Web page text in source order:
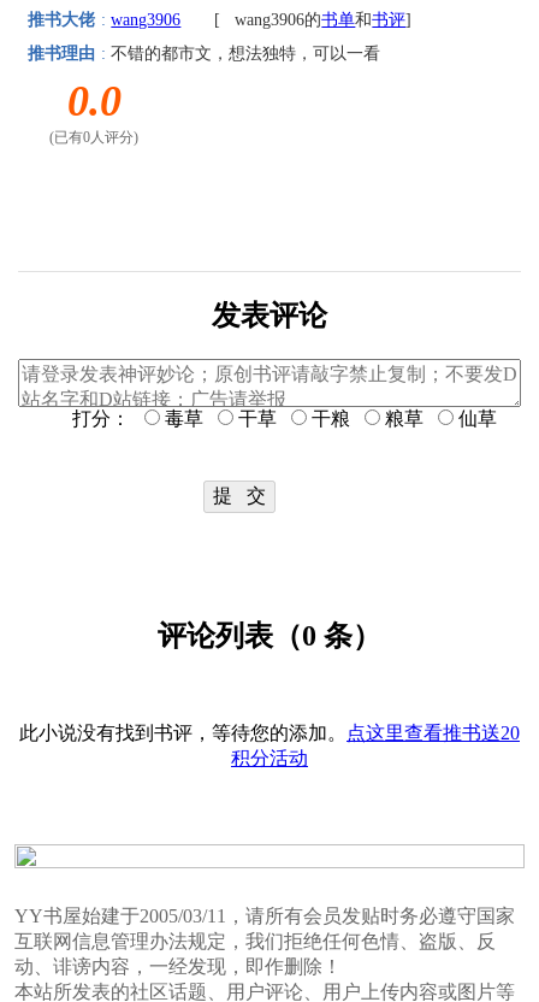
推书大佬 : wang3906 [ wang3906的书单和书评]
推书理由 : 不错的都市文，想法独特，可以一看
0.0
(已有0人评分)
发表评论
打分： 毒草 干草 干粮 粮草 仙草
评论列表（0 条）
此小说没有找到书评，等待您的添加。
点这里查看推书送20
积分活动
YY书屋始建于2005/03/11，请所有会员发贴时务必遵守国家
互联网信息管理办法规定，我们拒绝任何色情、盗版、反
动、诽谤内容，一经发现，即作删除！
本站所发表的社区话题、用户评论、用户上传内容或图片等